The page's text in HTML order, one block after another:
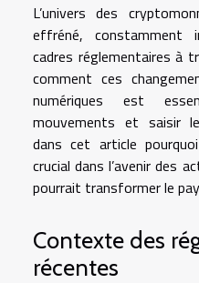
L’univers des
effréné, constamment
cadres réglementaires à
comment ces
numériques est
mouvements et saisir
dans cet article
crucial dans l’avenir des
pourrait transformer le
Contexte des
récentes